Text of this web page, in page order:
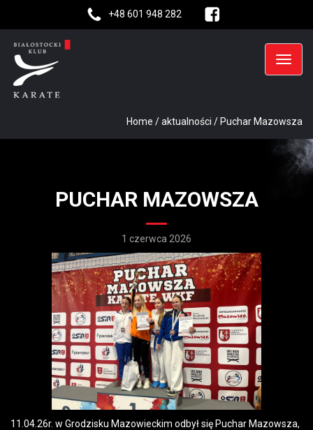
+48 601 948 282
Home /aktualności /Puchar Mazowsza
PUCHAR MAZOWSZA
1 czerwca 2026
11.04.26r. w Grodzisku Mazowieckim odbył się Puchar Mazowsza,